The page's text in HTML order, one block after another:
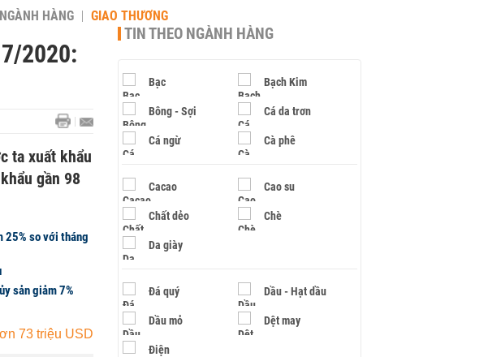
HÀNG GIAO THƯƠNG
2020:
ta xuất khẩu
gần 98
25% so với tháng
sản giảm 7%
TIN THEO NGÀNH HÀNG
Bạc Bạch Kim
Bông - Sợi Cá da trơn
Cá ngừ Cà phê
Cacao Cao su
Chất dẻo Chè
Da giày
Đá quý Dầu - Hạt dầu
Dầu mỏ Dệt may
Điện